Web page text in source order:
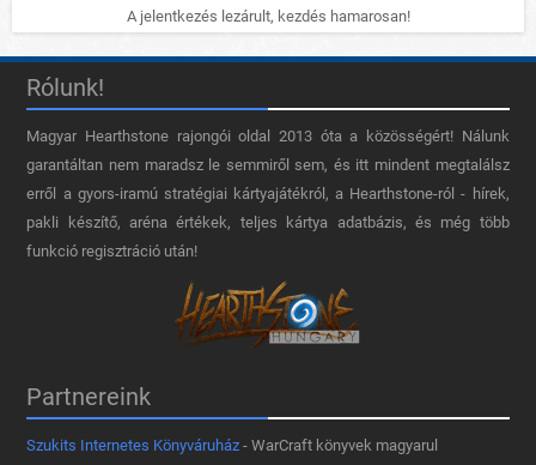
A jelentkezés lezárult, kezdés hamarosan!
Rólunk!
Magyar Hearthstone​ rajongói oldal 2013 óta a közösségért! Nálunk
garantáltan nem maradsz le semmiről sem, és itt mindent megtalálsz
erről a gyors-iramú stratégiai kártyajátékról, a Hearthstone-ról - hírek,
pakli készítő, aréna értékek, teljes kártya adatbázis, és még több
funkció regisztráció után!
Partnereink
Szukits Internetes Könyváruház - WarCraft könyvek magyarul